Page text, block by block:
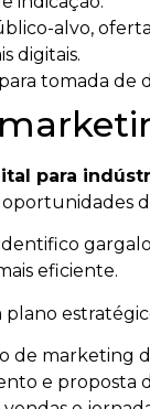
alvo,
digitais.
tomada de
para
oportunidades
eficiente.
de marketing
e proposta